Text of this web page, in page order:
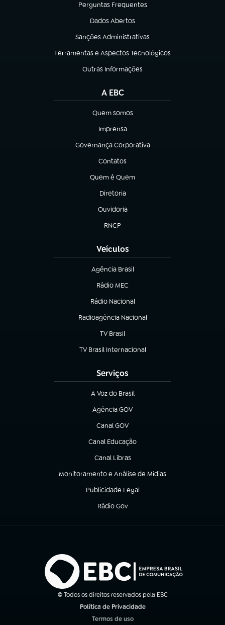
Perguntas Frequentes
(abre em nova aba)
Dados Abertos
(abre em nova aba)
Sanções Administrativas
(abre em nova aba)
Ferramentas e Aspectos Tecnológicos
(abre em nova aba)
Outras Informações
(abre em nova aba)
A EBC
Quem somos
(abre em nova aba)
Imprensa
(abre em nova aba)
Governança Corporativa
(abre em nova aba)
Contatos
(abre em nova aba)
Quem é Quem
(abre em nova aba)
Diretoria
(abre em nova aba)
Ouvidoria
(abre em nova aba)
RNCP
(abre em nova aba)
Veículos
Agência Brasil
(abre em nova aba)
Rádio MEC
(abre em nova aba)
Rádio Nacional
Radioagência Nacional
(abre em nova aba)
TV Brasil
(abre em nova aba)
TV Brasil Internacional
(abre em nova aba)
Serviços
A Voz do Brasil
(abre em nova aba)
Agência GOV
(abre em nova aba)
Canal GOV
(abre em nova aba)
Canal Educação
(abre em nova aba)
Canal Libras
(abre em nova aba)
Monitoramento e Análise de Mídias
(abre em nova aba)
Publicidade Legal
(abre em nova aba)
Rádio Gov
(abre em nova aba)
© Todos os direitos reservados pela EBC
Política de Privacidade
Termos de uso